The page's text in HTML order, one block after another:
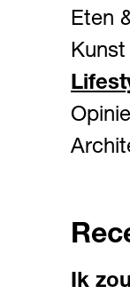
Eten
Opinie
Ik